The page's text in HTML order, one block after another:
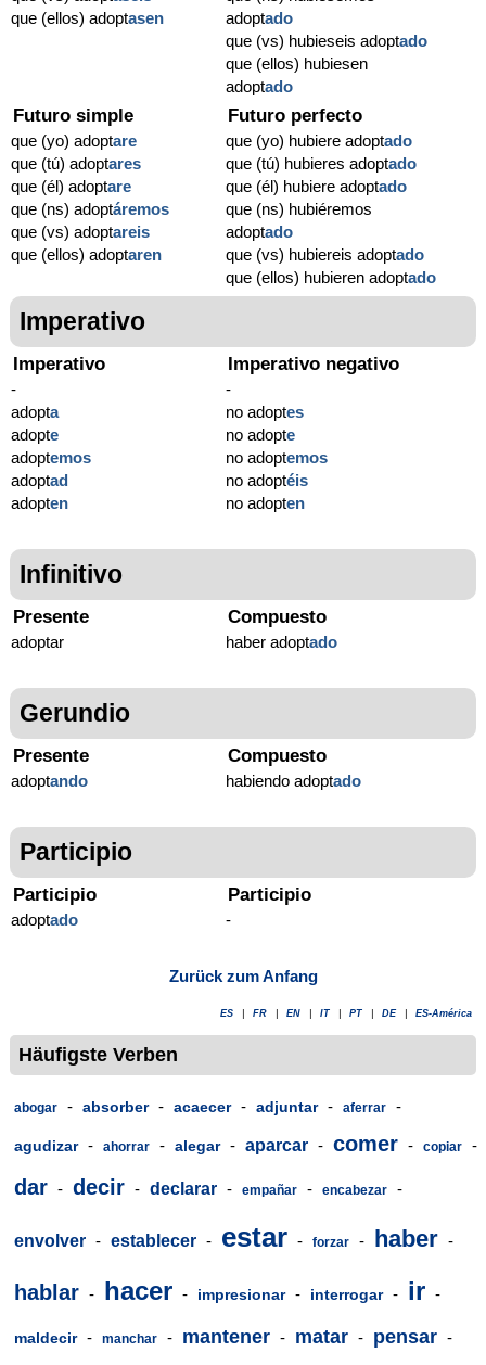
que (ellos) adoptasen
adoptado
que (vs) hubieseis adoptado
que (ellos) hubiesen
adoptado
Futuro simple
que (yo) adoptare
que (tú) adoptares
que (él) adoptare
que (ns) adoptáremos
que (vs) adoptareis
que (ellos) adoptaren
Futuro perfecto
que (yo) hubiere adoptado
que (tú) hubieres adoptado
que (él) hubiere adoptado
que (ns) hubiéremos
adoptado
que (vs) hubiereis adoptado
que (ellos) hubieren adoptado
Imperativo
Imperativo
-
adopta
adopte
adoptemos
adoptad
adopten
Imperativo negativo
-
no adoptes
no adopte
no adoptemos
no adoptéis
no adopten
Infinitivo
Presente
adoptar
Compuesto
haber adoptado
Gerundio
Presente
adoptando
Compuesto
habiendo adoptado
Participio
Participio
adoptado
Participio
-
Zurück zum Anfang
ES FR EN IT PT DE ES-América
Häufigste Verben
abogar - absorber - acaecer - adjuntar - aferrar -
agudizar - ahorrar - alegar - aparcar - comer - copiar -
dar - decir - declarar - empañar - encabezar -
envolver - establecer - estar - forzar - haber -
hablar - hacer - impresionar - interrogar - ir -
maldecir - manchar - mantener - matar - pensar -